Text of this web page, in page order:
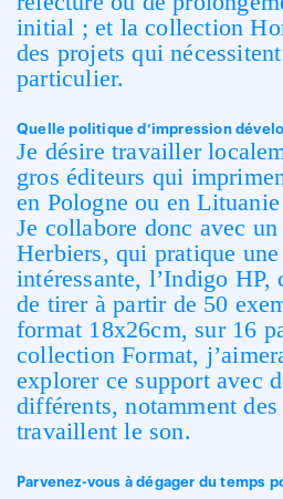
initial ; et la collection
des projets qui
particulier.
Quelle politique d’impression
Je désire travailler
gros éditeurs qui
en Pologne ou en
Je collabore donc avec
Herbiers, qui pratique
intéressante, l’Indigo HP,
de tirer à partir de 50
format 18x26cm, sur 16
collection Format,
explorer ce support avec
différents, notamment
travaillent le son.
Parvenez-vous à dégager du temps